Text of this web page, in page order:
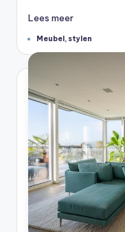
Lees meer
Tags:Meubel stylen